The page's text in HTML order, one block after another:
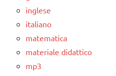
ARGOMENTI
PER ETA'
TUTTI GLI
ARTICOLI
TUTTI GLI
ARGOMENTI
PER ETA'
TUTTI GLI
ARTICOLI
inglese
italiano
matematica
materiale didattico
mp3